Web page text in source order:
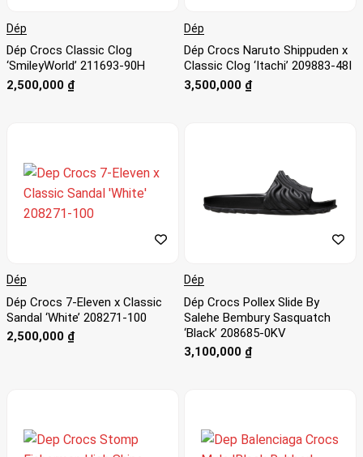
Dép
Dép Crocs Classic Clog
‘SmileyWorld’ 211693-90H
2,500,000 ₫
Dép
Dép Crocs Naruto Shippuden x
Classic Clog ‘Itachi’ 209883-48I
3,500,000 ₫
Dép
Dép Crocs 7-Eleven x Classic
Sandal ‘White’ 208271-100
2,500,000 ₫
Dép
Dép Crocs Pollex Slide By
Salehe Bembury Sasquatch
‘Black’ 208685-0KV
3,100,000 ₫